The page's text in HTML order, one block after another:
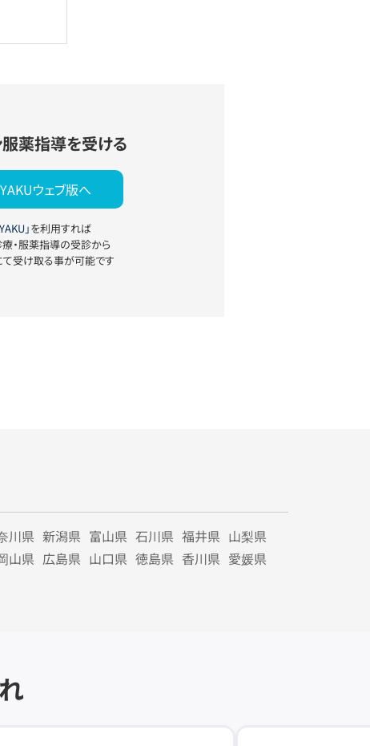
服薬指導を受ける
ウェブ版へ
」を利用すれば
療・服薬指導の受診から
受け取る事が可能です
川県 新潟県 富山県 石川県 福井県 山梨県
山県 広島県 山口県 徳島県 香川県 愛媛県